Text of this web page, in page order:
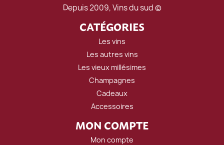
Depuis 2009, Vins du sud ©
CATÉGORIES
Les vins
Les autres vins
Les vieux millésimes
Champagnes
Cadeaux
Accessoires
MON COMPTE
Mon compte